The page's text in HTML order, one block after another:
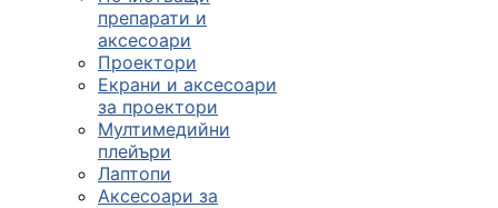
препарати и
аксесоари
Проектори
Екрани и аксесоари
за проектори
Мултимедийни
плейъри
Лаптопи
Аксесоари за